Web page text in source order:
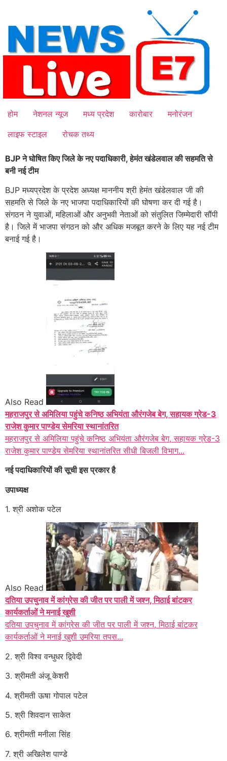
content
होम नेशनल न्यूज मध्य प्रदेश कारोबार
मनोरंजन
लाइफ स्टाइल
रोचक तथ्य
BJP ने घोषित किए जिले के नए पदाधिकारी, हेमंत खंडेलवाल की सहमति से
बनी नई टीम
BJP मध्यप्रदेश के प्रदेश अध्यक्ष माननीय श्री हेमंत खंडेलवाल जी की
सहमति से जिले के नए भाजपा पदाधिकारियों की घोषणा कर दी गई है।
संगठन ने युवाओं, महिलाओं और अनुभवी नेताओं को संतुलित जिम्मेदारी सौंपी
है। जिले में भाजपा संगठन को और अधिक मजबूत करने के लिए यह नई टीम
बनाई गई है।
Also Read
महराजपुर से अमिलिया पहुंचे कनिष्ठ अभियंता औरंगजेब बेग, सहायक ग्रेड-3
राजेश कुमार पाण्डेय सेमरिया स्थानांतरित
महराजपुर से अमिलिया पहुंचे कनिष्ठ अभियंता औरंगजेब बेग, सहायक ग्रेड-3
राजेश कुमार पाण्डेय सेमरिया स्थानांतरित सीधी बिजली विभाग...
नई पदाधिकारियों की सूची इस प्रकार है
उपाध्यक्ष
1. श्री अशोक पटेल
Also Read
दतिया उपचुनाव में कांग्रेस की जीत पर पाली में जश्न, मिठाई बांटकर
कार्यकर्ताओं ने मनाई खुशी
दतिया उपचुनाव में कांग्रेस की जीत पर पाली में जश्न, मिठाई बांटकर
कार्यकर्ताओं ने मनाई खुशी उमरिया तपस...
2. श्री विश्व वन्धुधर द्विवेदी
3. श्रीमती अंजू केशरी
4. श्रीमती ऊषा गोपाल पटेल
5. श्री शिवदान साकेत
6. श्रीमती मनीला सिंह
7. श्री अखिलेश पाण्डे